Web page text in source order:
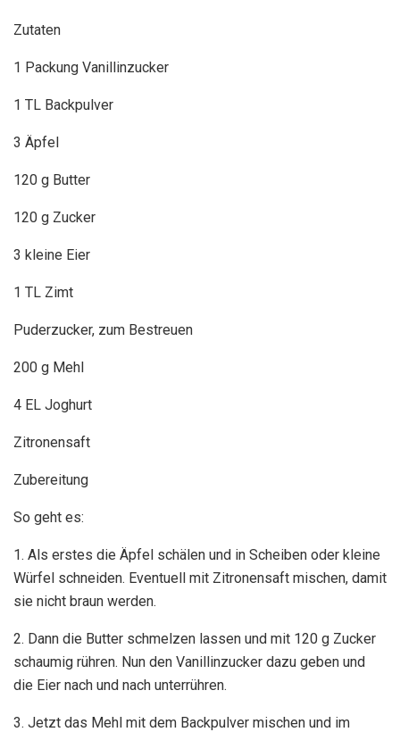
Zutaten
1 Packung Vanillinzucker
1 TL Backpulver
3 Äpfel
120 g Butter
120 g Zucker
3 kleine Eier
1 TL Zimt
Puderzucker, zum Bestreuen
200 g Mehl
4 EL Joghurt
Zitronensaft
Zubereitung
So geht es:
1. Als erstes die Äpfel schälen und in Scheiben oder kleine
Würfel schneiden. Eventuell mit Zitronensaft mischen, damit
sie nicht braun werden.
2. Dann die Butter schmelzen lassen und mit 120 g Zucker
schaumig rühren. Nun den Vanillinzucker dazu geben und
die Eier nach und nach unterrühren.
3. Jetzt das Mehl mit dem Backpulver mischen und im